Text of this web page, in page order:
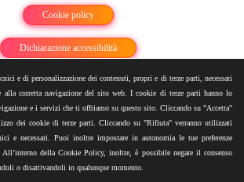
Cookie policy
Dichiarazione accessibilità
Sitemap
reserved. P.iva: 11101970017 - REA: MI-2667242 - Cap.
e di personalizzazione dei contenuti, propri e di terze parti, necessari
alla corretta navigazione del sito web. I cookie di terze parti hanno lo
e i servizi che ti offriamo su questo sito. Cliccando su "Accetta"
dei cookie di terze parti. Cliccando su "Rifiuta" verranno utilizzati
e necessari. Puoi inoltre impostare in autonomia le tue preferenze
della Cookie Policy, inoltre, è possibile negare il consenso
o disattivandoli in qualunque momento.